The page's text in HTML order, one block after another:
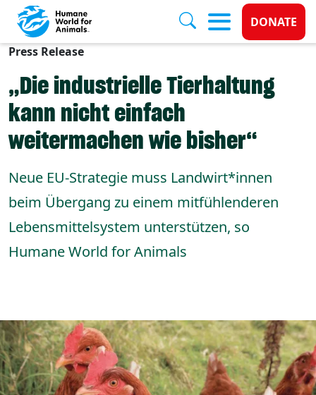
Skip to main content
Donate
DONATE
Press Release
„Die industrielle Tierhaltung
kann nicht einfach
weitermachen wie bisher“
Neue EU-Strategie muss Landwirt*innen
beim Übergang zu einem mitfühlenderen
Lebensmittelsystem unterstützen, so
Humane World for Animals